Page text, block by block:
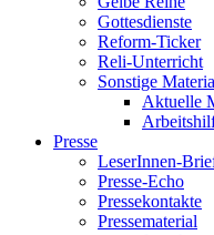
Gottesdienste
Reform-Ticker
Reli-Unterricht
Sonstige
Aktuelle
Presse
LeserInnen-
Presse-Echo
Pressekontakte
Pressematerial